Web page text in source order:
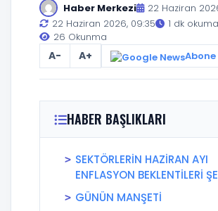
Haber Merkezi
22 Haziran
22 Haziran 2026, 09:35
1 dk okuma
26 Okunma
A- A+ Abone
HABER BAŞLIKLARI
SEKTÖRLERİN HAZİRAN AYI
ENFLASYON BEKLENTİLERİ
GÜNÜN MANŞETİ